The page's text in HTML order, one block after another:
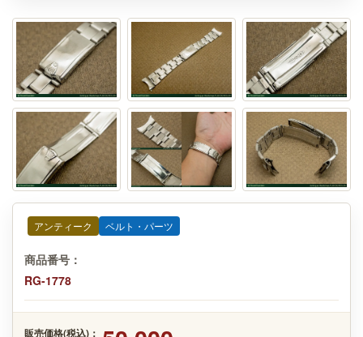
アンティーク ベルト・パーツ
商品番号：
RG-1778
販売価格(税込)：